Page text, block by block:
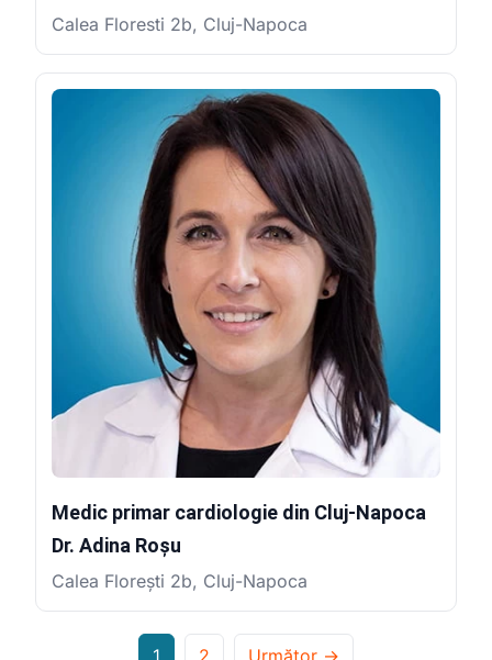
Calea Floresti 2b, Cluj-Napoca
Medic primar cardiologie din Cluj-Napoca
Dr. Adina Roșu
Calea Florești 2b, Cluj-Napoca